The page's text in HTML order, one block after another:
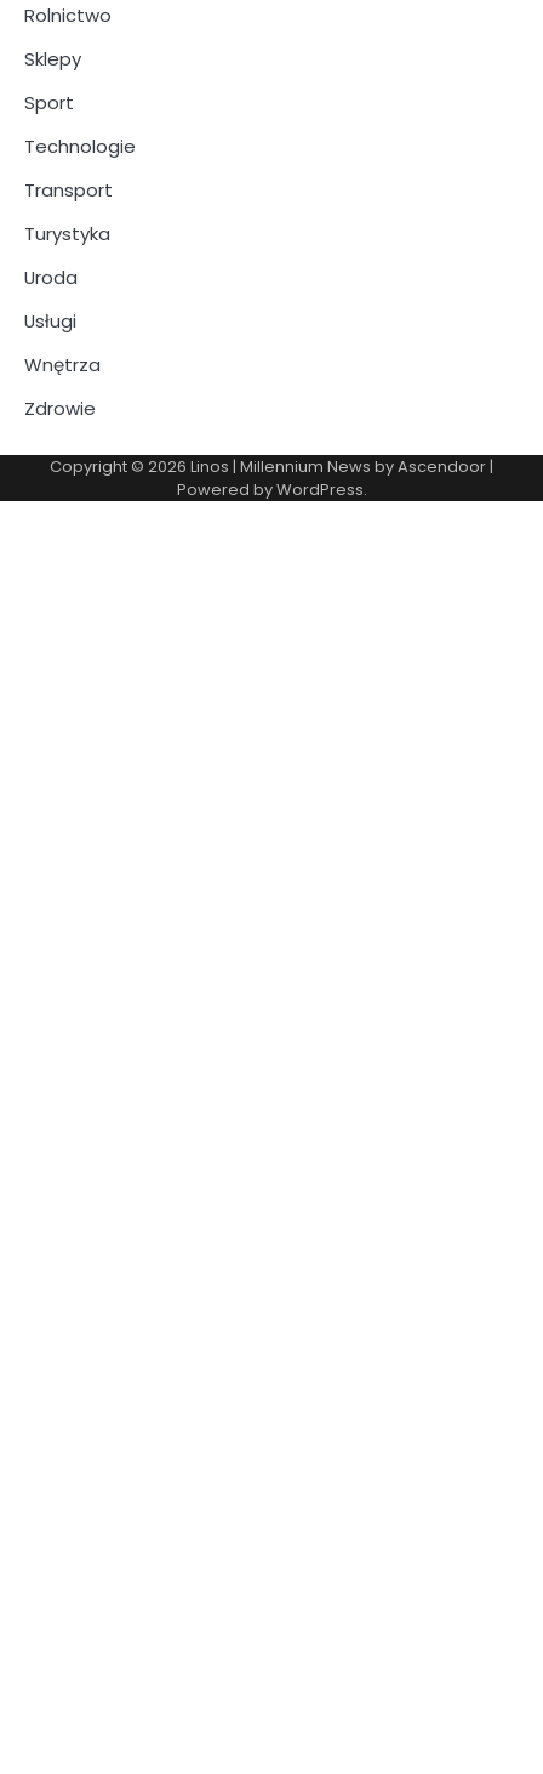
Rolnictwo
Sklepy
Sport
Technologie
Transport
Turystyka
Uroda
Usługi
Wnętrza
Zdrowie
Copyright © 2026 Linos | Millennium News byAscendoor|
Powered byWordPress.